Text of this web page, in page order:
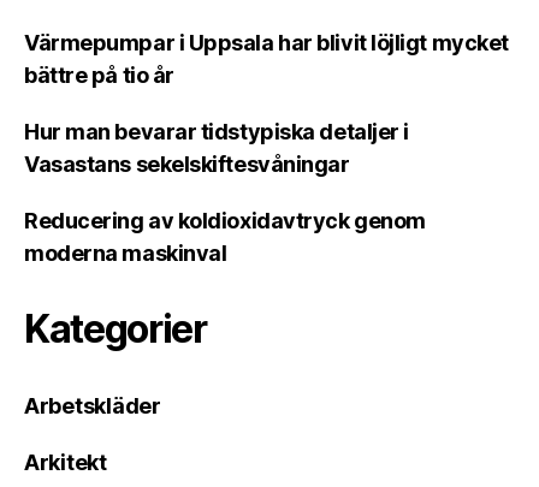
Värmepumpar i Uppsala har blivit löjligt mycket
bättre på tio år
Hur man bevarar tidstypiska detaljer i
Vasastans sekelskiftesvåningar
Reducering av koldioxidavtryck genom
moderna maskinval
Kategorier
Arbetskläder
Arkitekt